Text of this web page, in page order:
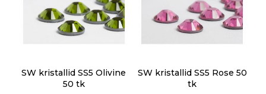
SW kristallid SS5 Olivine
50 tk
SW kristallid SS5 Rose 50
tk